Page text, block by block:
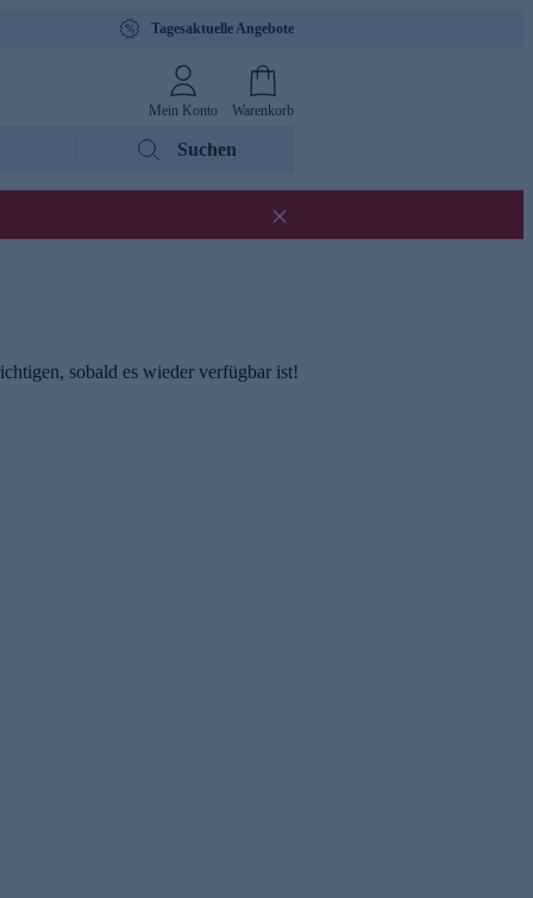
Tagesaktuelle Angebote
Mein Konto Warenkorb
Suchen
sobald es wieder verfügbar ist!